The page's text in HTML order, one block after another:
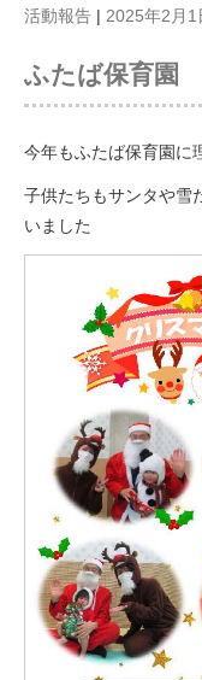
活動報告 | 2025年2月1
ふたば保育園
今年もふたば保育園に
子供たちもサンタや雪
いました